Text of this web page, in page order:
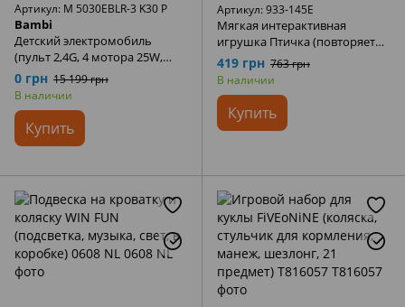
Артикул: M 5030EBLR-3 K30 P
Bambi
Детский электромобиль
(пульт 2,4G, 4 мотора 25W,
12V10Ah, EVA, свет) Bambi M
5030EBLR-3 Красный
0 грн 15 199 грн
В наличии
Купить
Артикул: 933-145E
Мягкая интерактивная
игрушка Птичка (повторяет
слова, звук, браслет, на
батарейках) 933-145E
419 грн 763 грн
В наличии
Купить